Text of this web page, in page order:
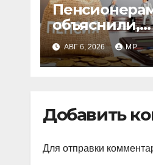
объяснили,
сколько они
получат
индексации
АВГ 6, 2026 MP
Добавить
Для отправки